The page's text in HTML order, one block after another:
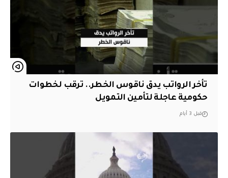
تأخر الرواتب يدق ناقوس الخطر.. ترقب لخطوات
حكومية عاجلة لتأمين التمويل
قبل 3 أيام